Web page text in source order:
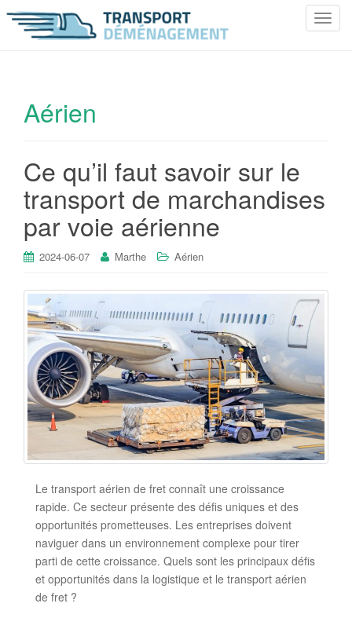
T
g
n
Aérien
Ce qu’il faut savoir sur le
transport de marchandises
par voie aérienne
2024-06-07 Marthe Aérien
Le transport aérien de fret connaît une croissance
rapide. Ce secteur présente des défis uniques et des
opportunités prometteuses. Les entreprises doivent
naviguer dans un environnement complexe pour tirer
parti de cette croissance. Quels sont les principaux défis
et opportunités dans la logistique et le transport aérien
de fret ?